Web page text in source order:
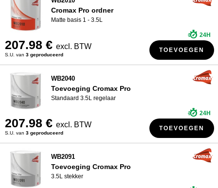
Cromax Pro ordner
Matte basis 1 - 3.5L
207.98 € excl. BTW
S.U. van 3 geproduceerd
24H
TOEVOEGEN
WB2040
Toevoeging Cromax Pro
Standaard 3.5L regelaar
207.98 € excl. BTW
S.U. van 3 geproduceerd
24H
TOEVOEGEN
WB2091
Toevoeging Cromax Pro
3.5L stekker